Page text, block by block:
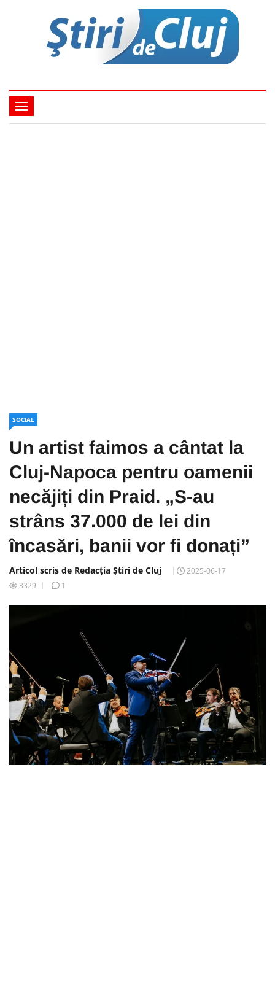
SOCIAL
Un artist faimos a cântat la
Cluj-Napoca pentru oamenii
necăjiți din Praid. „S-au
strâns 37.000 de lei din
încasări, banii vor fi donați”
Articol scris de Redacția Știri de Cluj
2025-06-17
3329
1